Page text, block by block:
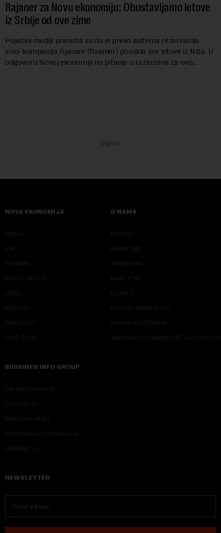
Rajaner za Novu ekonomiju: Obustavljamo letove
iz Srbije od ove zime
Pojedini mediji primetili su da je preko sistema rezervacija
avio-kompanija Ryanair (Rajaner) povukla sve letove iz Niša. U
odgovoru Novoj ekonomiji na pitanje o razlozima za ovo
NOVA EKONOMIJA
SRBIJA
SVET
KOLUMNE
PRIČE I ANALIZE
VIDEO
PODCAST
ODRŽIVOST
LEPŠI ŽIVOT
O NAMA
KONTAKT
MARKETING
IMPRESSUM
NJUZLETER
KLIJENTI
POLITIKA PRIVATNOSTI
PRAVILA KORIŠĆENJA
SMERNICE ZA PRIMENU VEŠTAČKE
BUSSINES INFO GROUP
ONLINE EDUKACIJE
IZDAVAŠTVO
MEDIJSKE OBUKE
ORGANIZACIJA DOGADJAJA
EKONOM I JA
NEWSLETTER